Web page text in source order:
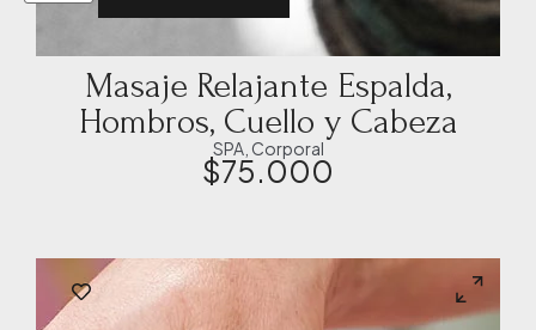
Masaje Relajante Espalda,
Hombros, Cuello y Cabeza
SPA, Corporal
$75.000